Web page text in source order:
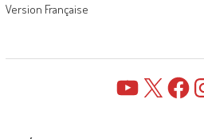
Version Française
YouTube